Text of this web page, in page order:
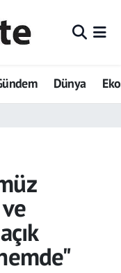
Dünya